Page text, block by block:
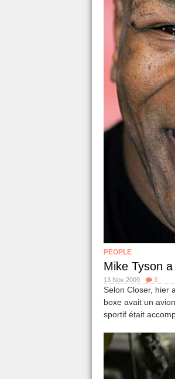
PEOPLE
Mike Tyson
13 Nov 2009 3
Selon Closer, hier
boxe avait un
sportif était